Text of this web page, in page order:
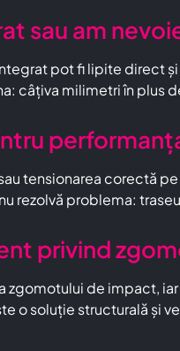
sau am
pot fi lipite direct
câțiva milimetri în plus
tensionarea corectă
rezolvă problema:
privind
de impact,
o soluție structurală și